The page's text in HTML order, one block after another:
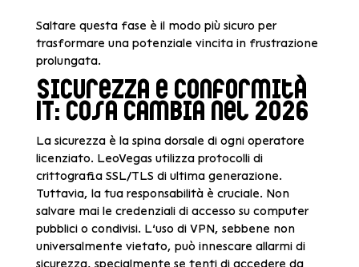
Saltare questa fase è il modo più sicuro per
trasformare una potenziale vincita in frustrazione
prolungata.
Sicurezza e Conformità
IT: Cosa Cambia nel 2026
La sicurezza è la spina dorsale di ogni operatore
licenziato. LeoVegas utilizza protocolli di
crittografia SSL/TLS di ultima generazione.
Tuttavia, la tua responsabilità è cruciale. Non
salvare mai le credenziali di accesso su computer
pubblici o condivisi. L’uso di VPN, sebbene non
universalmente vietato, può innescare allarmi di
sicurezza, specialmente se tenti di accedere da